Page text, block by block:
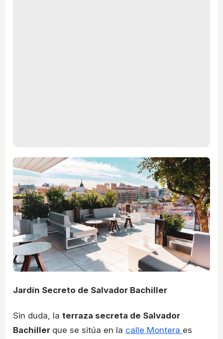
Jardín Secreto de Salvador Bachiller
Sin duda, la terraza secreta de Salvador
Bachiller que se sitúa en la calle Montera es